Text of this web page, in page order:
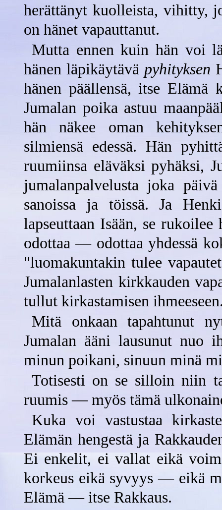
herättänyt kuolleista, vihitty,
on hänet vapauttanut.
Mutta ennen kuin hän voi
hänen läpikäytävä pyhityksen
hänen päällensä, itse Elämä
Jumalan poika astuu
hän näkee oman
silmiensä edessä. Hän
ruumiinsa eläväksi pyhäksi,
jumalanpalvelusta joka
sanoissa ja töissä. Ja
lapseuttaan Isään, se
odottaa — odottaa yhdessä
"luomakuntakin tulee
Jumalanlasten kirkkauden
tullut kirkastamisen
Mitä onkaan tapahtunut
Jumalan ääni lausunut nuo
minun poikani, sinuun minä
Totisesti on se silloin niin
ruumis — myös tämä
Kuka voi vastustaa
Elämän hengestä ja
Ei enkelit, ei vallat eikä
korkeus eikä syvyys — eikä
Elämä — itse Rakkaus.